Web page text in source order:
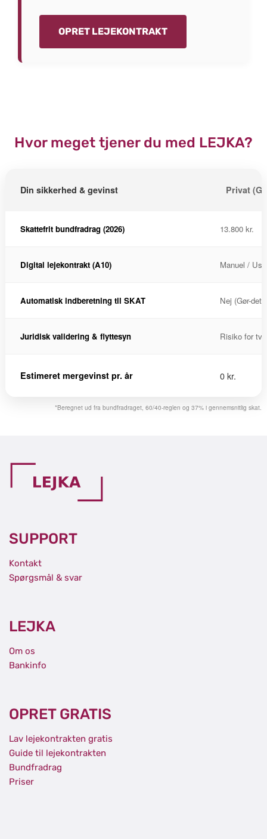
OPRET LEJEKONTRAKT
Hvor meget tjener du med LEJKA?
Din sikkerhed & gevinst Privat
Skattefrit bundfradrag (2026) 13.800 kr.
Digital lejekontrakt (A10) Manuel /
Automatisk indberetning til SKAT Nej (Gør-det-
Juridisk validering & flyttesyn Risiko for
Estimeret mergevinst pr. år 0 kr.
*Beregnet ud fra bundfradraget, 60/40-reglen og 37% i gennemsnitlig skat.
SUPPORT
Kontakt
Spørgsmål & svar
LEJKA
Om os
Bankinfo
OPRET GRATIS
Lav lejekontrakten gratis
Guide til lejekontrakten
Bundfradrag
Priser